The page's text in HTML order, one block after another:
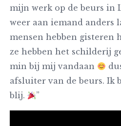
mijn werk op de beurs in
weer aan iemand anders
mensen hebben gisteren
ze hebben het schilderij
min bij mij vandaan
afsluiter van de beurs. Ik
blij.
”